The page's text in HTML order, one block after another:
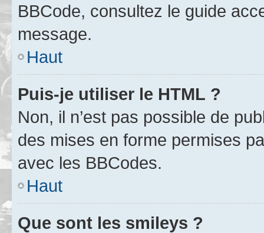
BBCode, consultez le guide
message.
Haut
Puis-je utiliser le HTML ?
Non, il n’est pas possible de
des mises en forme permises
avec les BBCodes.
Haut
Que sont les smileys ?